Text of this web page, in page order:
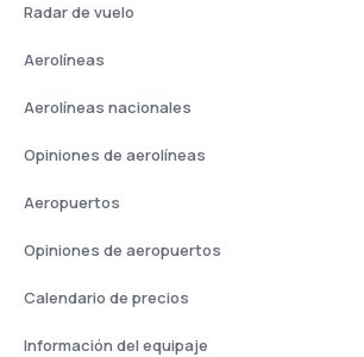
Radar de vuelo
Aerolíneas
Aerolíneas nacionales
Opiniones de aerolíneas
Aeropuertos
Opiniones de aeropuertos
Calendario de precios
Información del equipaje